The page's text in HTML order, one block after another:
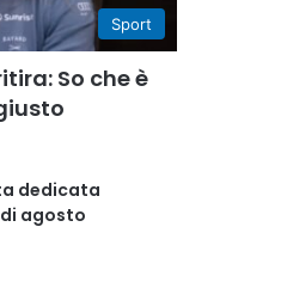
Sport
So che è
dedicata
agosto